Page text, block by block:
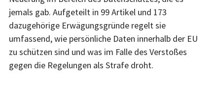
jemals gab. Aufgeteilt in 99 Artikel und 173
dazugehörige Erwägungsgründe regelt sie
umfassend, wie persönliche Daten innerhalb der EU
zu schützen sind und was im Falle des Verstoßes
gegen die Regelungen als Strafe droht.